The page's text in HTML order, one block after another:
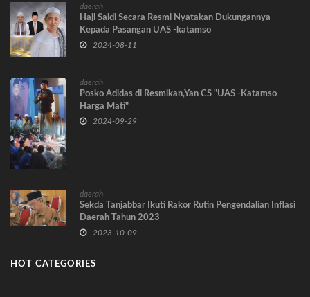
daerah
Haji Saidi Secara Resmi Nyatakan Dukungannya
Kepada Pasangan UAS -katamso
2024-08-11
daerah
Posko Adidas di Resmikan,Yan CS "UAS -Katamso
Harga Mati"
2024-09-29
daerah
Sekda Tanjabbar Ikuti Rakor Rutin Pengendalian Inflasi
Daerah Tahun 2023
2023-10-09
HOT CATEGORIES